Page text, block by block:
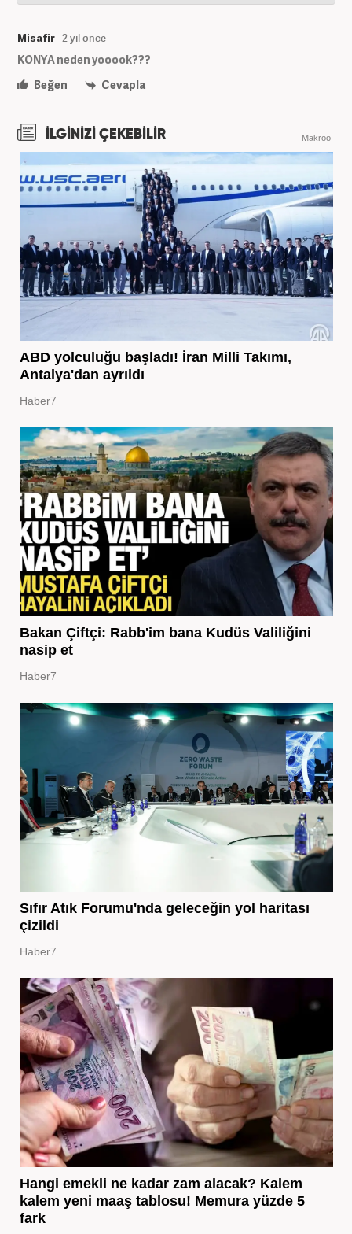
Misafir 2 yıl önce
KONYA neden yooook???
Beğen
Cevapla
İLGİNİZİ ÇEKEBİLİR Makroo
ABD yolculuğu başladı! İran Milli Takımı,
Antalya'dan ayrıldı
Haber7
Bakan Çiftçi: Rabb'im bana Kudüs Valiliğini
nasip et
Haber7
Sıfır Atık Forumu'nda geleceğin yol haritası
çizildi
Haber7
Hangi emekli ne kadar zam alacak? Kalem
kalem yeni maaş tablosu! Memura yüzde 5
fark